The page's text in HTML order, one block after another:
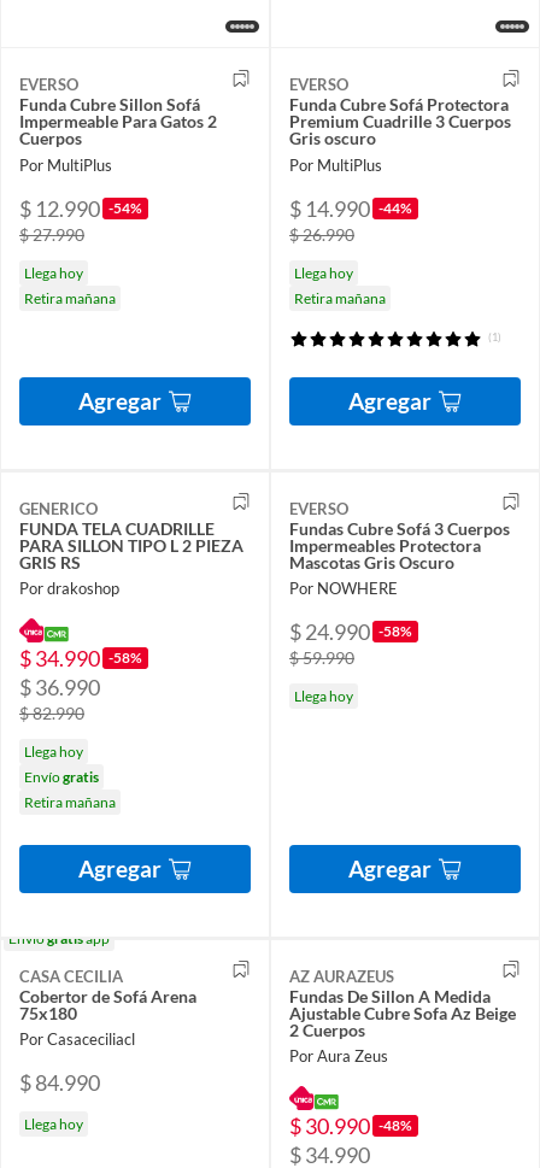
EVERSO
Funda Cubre Sillon Sofá
Impermeable Para Gatos 2
Cuerpos
Por MultiPlus
$ 12.990 -54%
$ 27.990
Llega hoy
Retira mañana
Agregar
EVERSO
Funda Cubre Sofá Protectora
Premium Cuadrille 3 Cuerpos
Gris oscuro
Por MultiPlus
$ 14.990 -44%
$ 26.990
Llega hoy
Retira mañana
(1)
Agregar
GENERICO
FUNDA TELA CUADRILLE
PARA SILLON TIPO L 2 PIEZA
GRIS RS
Por drakoshop
$ 34.990 -58%
$ 36.990
$ 82.990
Llega hoy
Envíogratis
Retira mañana
Agregar
EVERSO
Fundas Cubre Sofá 3 Cuerpos
Impermeables Protectora
Mascotas Gris Oscuro
Por NOWHERE
$ 24.990 -58%
$ 59.990
Llega hoy
Agregar
Envíogratisapp
CASA CECILIA
Cobertor de Sofá Arena
75x180
Por Casaceciliacl
$ 84.990
Llega hoy
AZ AURAZEUS
Fundas De Sillon A Medida
Ajustable Cubre Sofa Az Beige
2 Cuerpos
Por Aura Zeus
$ 30.990 -48%
$ 34.990